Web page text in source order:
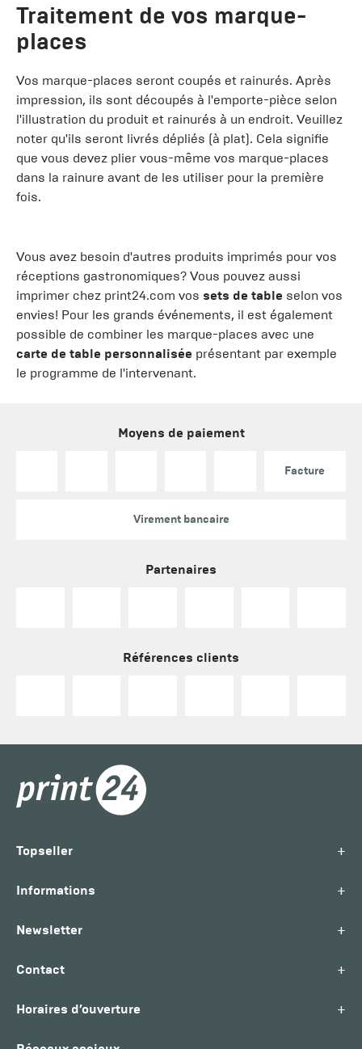
Traitement de vos marque-
places
Vos marque-places seront coupés et rainurés. Après
impression, ils sont découpés à l'emporte-pièce selon
l'illustration du produit et rainurés à un endroit. Veuillez
noter qu'ils seront livrés dépliés (à plat). Cela signifie
que vous devez plier vous-même vos marque-places
dans la rainure avant de les utiliser pour la première
fois.
Vous avez besoin d'autres produits imprimés pour vos
réceptions gastronomiques? Vous pouvez aussi
imprimer chez print24.com vos sets de table selon vos
envies! Pour les grands événements, il est également
possible de combiner les marque-places avec une
carte de table personnalisée présentant par exemple
le programme de l'intervenant.
Moyens de paiement
Facture
Virement bancaire
Partenaires
Références clients
Topseller +
Informations +
Newsletter +
Contact +
Horaires d’ouverture +